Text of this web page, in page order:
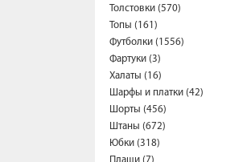
Толстовки (570)
Топы (161)
Футболки (1556)
Фартуки (3)
Халаты (16)
Шарфы и платки (42)
Шорты (456)
Штаны (672)
Юбки (318)